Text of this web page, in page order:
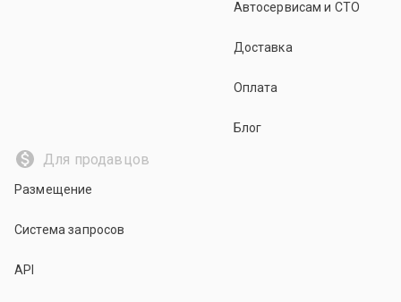
Автосервисам и СТО
Доставка
Оплата
Блог
Для продавцов
Размещение
Система запросов
API